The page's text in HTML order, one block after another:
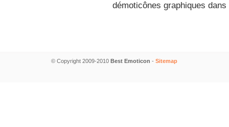
démoticônes graphiques
© Copyright 2009-2010 Best Emoticon - Sitemap